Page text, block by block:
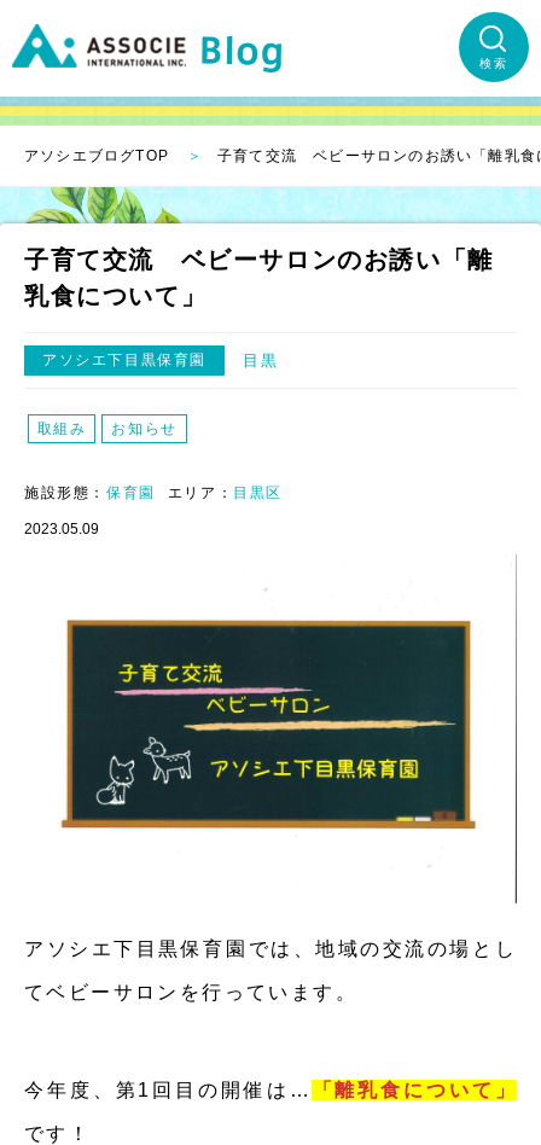
検索
アソシエブログTOP 子育て交流 ベビーサロンのお誘い「離乳食
子育て交流 ベビーサロンのお誘い「離
乳食について」
アソシエ下目黒保育園 目黒
取組み お知らせ
施設形態： 保育園 エリア： 目黒区
2023.05.09
アソシエ下目黒保育園では、地域の交流の場とし
てベビーサロンを行っています。
今年度、第1回目の開催は… 「離乳食について」
です！